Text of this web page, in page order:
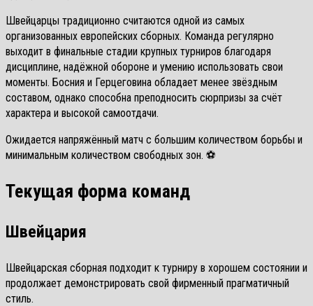
Швейцарцы традиционно считаются одной из самых
организованных европейских сборных. Команда регулярно
выходит в финальные стадии крупных турниров благодаря
дисциплине, надёжной обороне и умению использовать свои
моменты. Босния и Герцеговина обладает менее звёздным
составом, однако способна преподносить сюрпризы за счёт
характера и высокой самоотдачи.
Ожидается напряжённый матч с большим количеством борьбы и
минимальным количеством свободных зон. ⚽
Текущая форма команд
Швейцария
Швейцарская сборная подходит к турниру в хорошем состоянии и
продолжает демонстрировать свой фирменный прагматичный
стиль.